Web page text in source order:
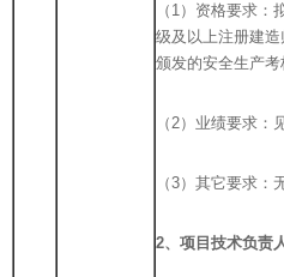
（1）资格要求
级及以上注册建
颁发的安全生产考
（2）业绩要求：
（3）其它要求：
2、项目技术负责